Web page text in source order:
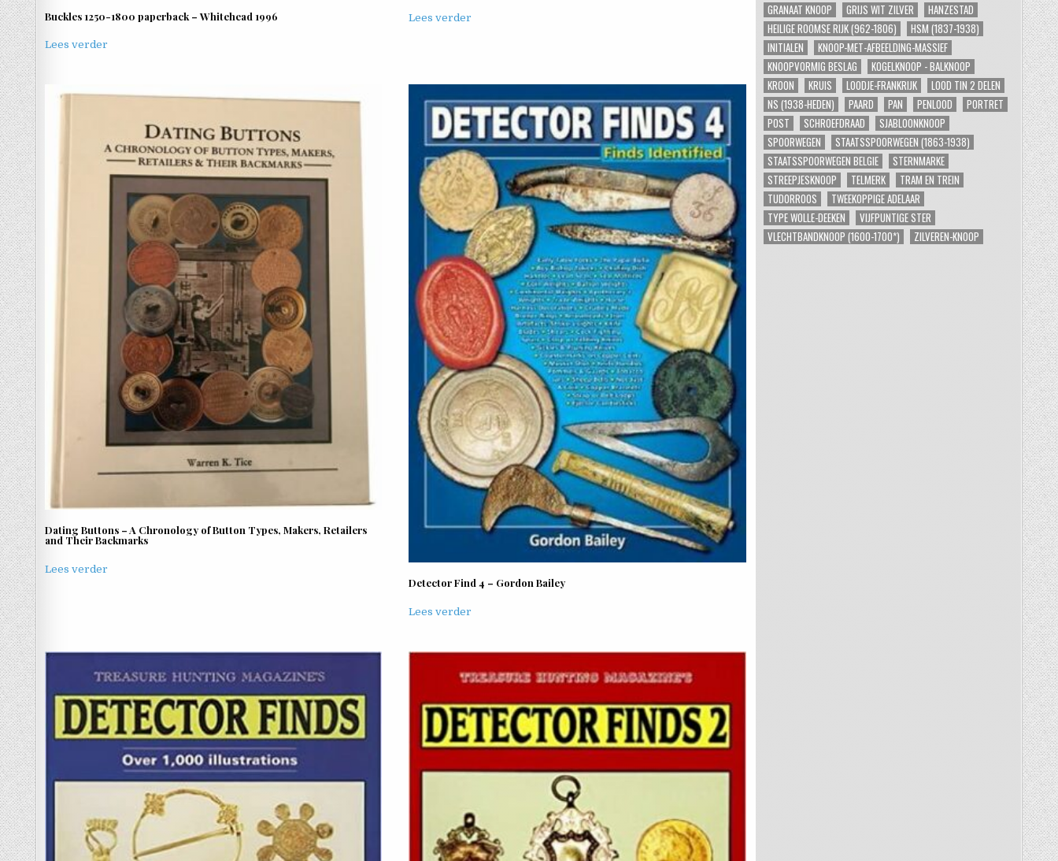
Buckles 1250-1800 paperback – Whitehead 1996
Lees verder
Lees verder
Dating Buttons – A Chronology of Button Types, Makers, Retailers
and Their Backmarks
Lees verder
Detector Find 4 – Gordon Bailey
Lees verder
GRANAAT KNOOP
GRIJS WIT ZILVER
HANZESTAD
HEILIGE ROOMSE RIJK (962-1806)
HSM (1837-1938)
INITIALEN
KNOOP-MET-AFBEELDING-MASSIEF
KNOOPVORMIG BESLAG
KOGELKNOOP - BALKNOOP
KROON
KRUIS LOODJE-FRANKRIJK
LOOD TIN 2 DELEN
NS (1938-HEDEN)
PAARD PAN PENLOOD
PORTRET
POST
SCHROEFDRAAD
SJABLOONKNOOP
SPOORWEGEN
STAATSSPOORWEGEN (1863-1938)
STAATSSPOORWEGEN BELGIE
STERNMARKE
STREEPJESKNOOP
TELMERK
TRAM EN TREIN
TUDORROOS
TWEEKOPPIGE ADELAAR
TYPE WOLLE-DEEKEN
VIJFPUNTIGE STER
VLECHTBANDKNOOP (1600-1700*)
ZILVEREN-KNOOP